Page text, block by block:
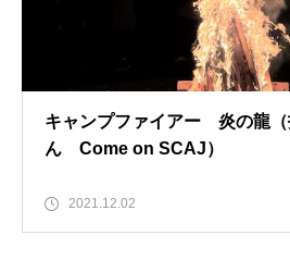
キャンプファイアー 炎の龍（
ん Come on SCAJ）
2021.12.02